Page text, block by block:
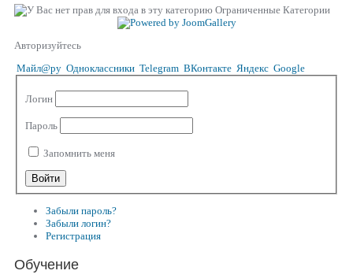
Ограниченные Категории
Авторизуйтесь
Майл@ру Одноклассники Telegram ВКонтакте Яндекс Google
Логин
Пароль
Запомнить меня
Забыли пароль?
Забыли логин?
Регистрация
Обучение